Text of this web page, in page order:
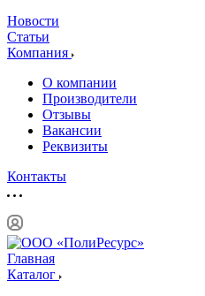
Новости
Статьи
Компания
О компании
Производители
Отзывы
Вакансии
Реквизиты
Контакты
Главная
Каталог